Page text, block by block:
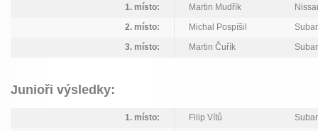
1. místo: Martin Mudřík
2. místo:
Michal Pospíšil
3. místo:
Martin Čuřík
Junioři výsledky:
1. místo: Filip Vítů